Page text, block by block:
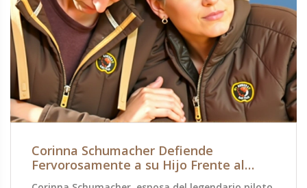
Corinna Schumacher Defiende
Fervorosamente a su Hijo Frente al